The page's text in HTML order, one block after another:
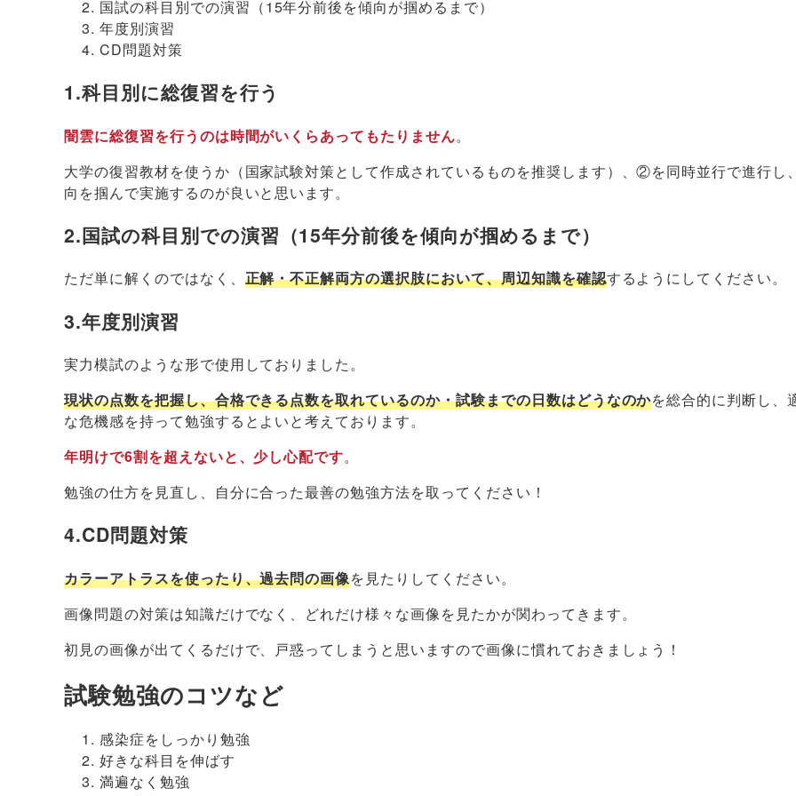
国試の科目別での演習（15年分前後を傾向が掴めるまで）
年度別演習
CD問題対策
1.科目別に総復習を行う
闇雲に総復習を行うのは時間がいくらあってもたりません。
大学の復習教材を使うか（国家試験対策として作成されているものを推奨します）、②を同時並行で進行し
向を掴んで実施するのが良いと思います。
2.国試の科目別での演習（15年分前後を傾向が掴めるまで）
ただ単に解くのではなく、 正解・不正解両方の選択肢において、周辺知識を確認するようにしてください。
3.年度別演習
実力模試のような形で使用しておりました。
現状の点数を把握し、合格できる点数を取れているのか・試験までの日数はどうなのかを総合的に判断し、
な危機感を持って勉強するとよいと考えております。
年明けで6割を超えないと、少し心配です。
勉強の仕方を見直し、自分に合った最善の勉強方法を取ってください！
4.CD問題対策
カラーアトラスを使ったり、過去問の画像を見たりしてください。
画像問題の対策は知識だけでなく、どれだけ様々な画像を見たかが関わってきます。
初見の画像が出てくるだけで、戸惑ってしまうと思いますので画像に慣れておきましょう！
試験勉強のコツなど
感染症をしっかり勉強
好きな科目を伸ばす
満遍なく勉強